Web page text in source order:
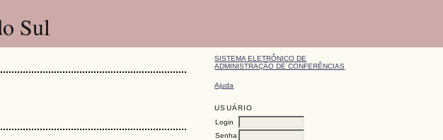
Sul
SISTEMA ELETRÔNICO DE
ADMINISTRAÇÃO DE CONFERÊNCIAS
Ajuda
USUÁRIO
Login
Senha